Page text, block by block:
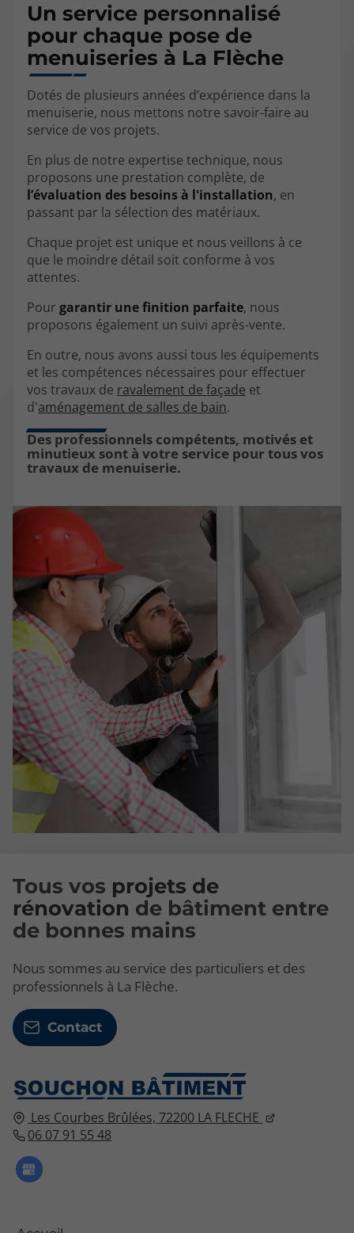
Un service personnalisé
pour chaque pose de
menuiseries à La Flèche
Dotés de plusieurs années d’expérience dans la
menuiserie, nous mettons notre savoir-faire au
service de vos projets.
En plus de notre expertise technique, nous
proposons une prestation complète, de
l’évaluation des besoins à l'installation, en
passant par la sélection des matériaux.
Chaque projet est unique et nous veillons à ce
que le moindre détail soit conforme à vos
attentes.
Pour garantir une finition parfaite, nous
proposons également un suivi après-vente.
En outre, nous avons aussi tous les équipements
et les compétences nécessaires pour effectuer
vos travaux de ravalement de façade et
d'aménagement de salles de bain.
Des professionnels compétents, motivés et
minutieux sont à votre service pour tous vos
travaux de menuiserie.
Les Courbes Brûlées, 72200 LA FLECHE
06 07 91 55 48
Tous vos projets de
rénovation de bâtiment entre
de bonnes mains
Nous sommes au service des particuliers et des
professionnels à La Flèche.
Contact